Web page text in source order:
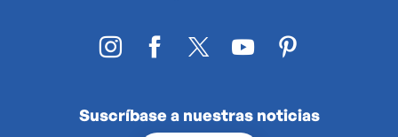
Suscríbase a nuestras noticias